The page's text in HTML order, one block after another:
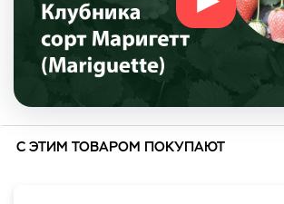
С ЭТИМ ТОВАРОМ ПОКУПАЮТ